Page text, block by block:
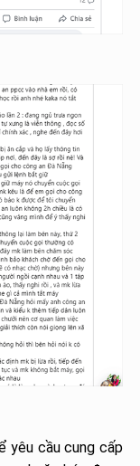
yêu cầu cung cấp